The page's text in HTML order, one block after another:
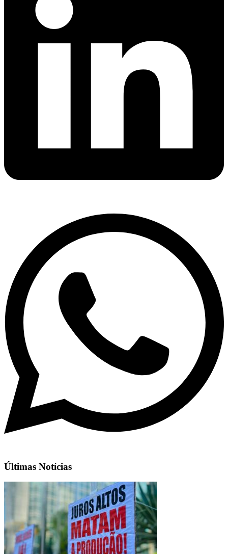
Últimas Notícias